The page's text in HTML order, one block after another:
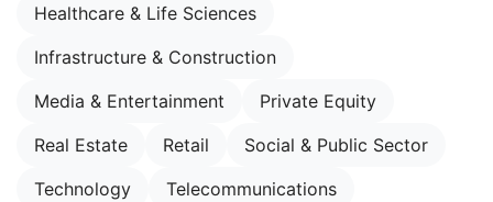
Healthcare & Life Sciences
Infrastructure & Construction
Media & Entertainment
Private Equity
Real Estate
Retail
Social & Public Sector
Technology
Telecommunications